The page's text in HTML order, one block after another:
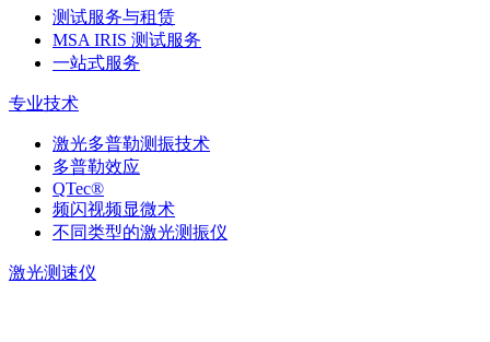
测试服务与租赁
MSA IRIS 测试服务
一站式服务
专业技术
激光多普勒测振技术
多普勒效应
QTec®
频闪视频显微术
不同类型的激光测振仪
激光测速仪